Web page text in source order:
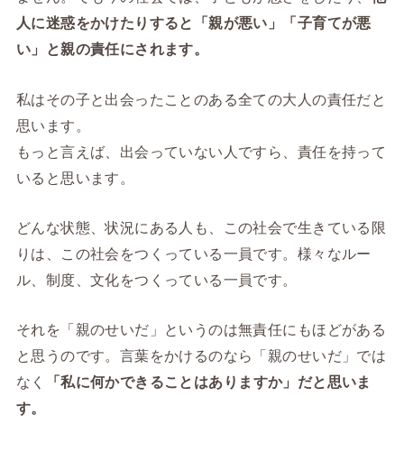
人に迷惑をかけたりすると「親が悪い」「子育てが悪
い」と親の責任にされます。
私はその子と出会ったことのある全ての大人の責任だと
思います。
もっと言えば、出会っていない人ですら、責任を持って
いると思います。
どんな状態、状況にある人も、この社会で生きている限
りは、この社会をつくっている一員です。様々なルー
ル、制度、文化をつくっている一員です。
それを「親のせいだ」というのは無責任にもほどがある
と思うのです。言葉をかけるのなら「親のせいだ」では
なく
「私に何かできることはありますか」だと思いま
す。